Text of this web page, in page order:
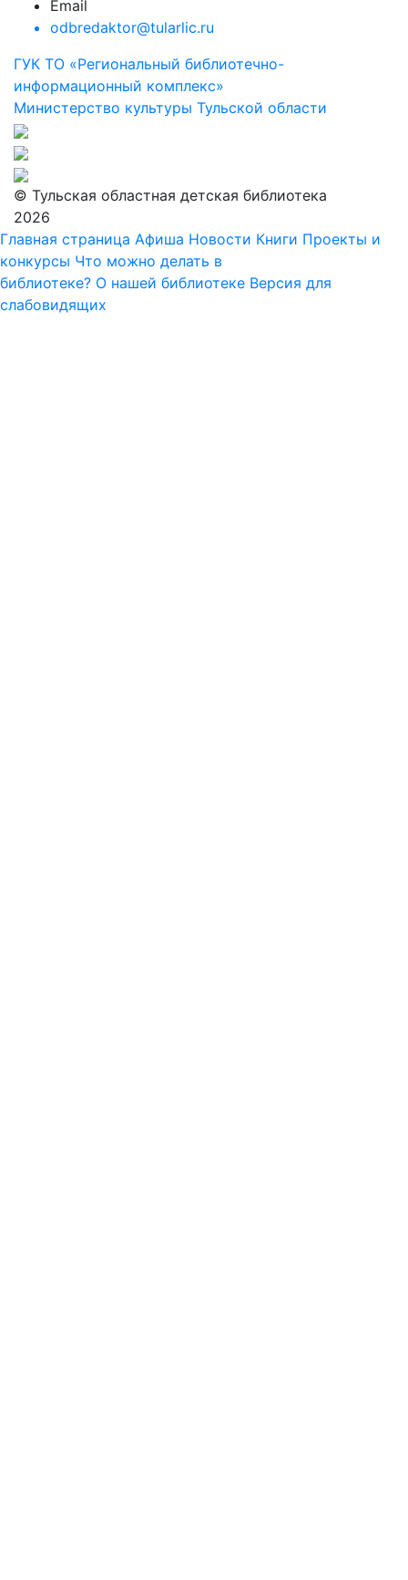
Email
odbredaktor@tularlic.ru
ГУК ТО «Региональный библиотечно-
информационный комплекс»
Министерство культуры Тульской области
© Тульская областная детская библиотека
2026
Главная страница Афиша Новости Книги Проекты и
конкурсы Что можно делать в
библиотеке? О нашей библиотеке Версия для
слабовидящих